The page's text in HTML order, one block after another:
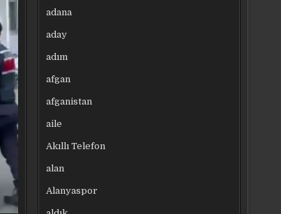
adana
aday
adım
afgan
afganistan
aile
Akıllı Telefon
alan
Alanyaspor